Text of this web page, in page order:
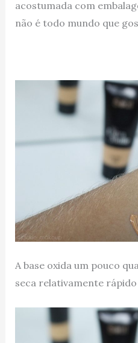
acostumada com
não é todo mundo que
A base oxida um pouco
seca relativamente rápido